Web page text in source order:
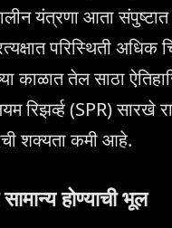
यंत्रणा आता
परिस्थिती
काळात तेल साठा
रिझर्व्ह (SPR)
शक्यता कमी आहे.
होण्याची भूल